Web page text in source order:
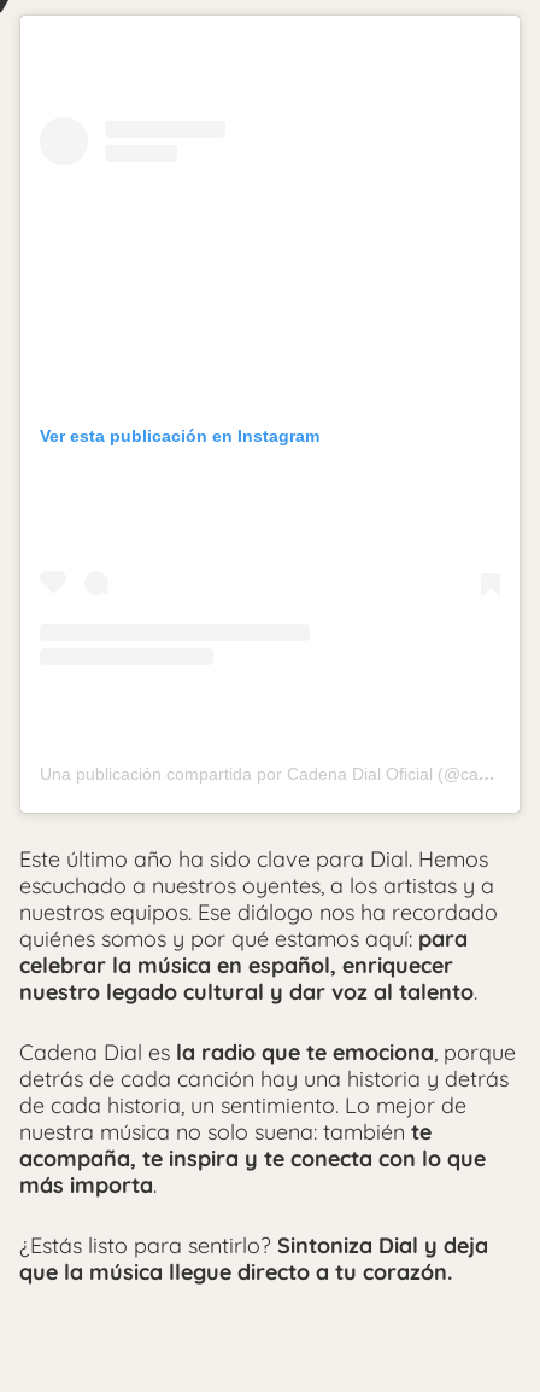
Ver esta publicación en Instagram
Una publicación compartida por Cadena Dial Oficial (@cadena_dial)
Este último año ha sido clave para Dial. Hemos
escuchado a nuestros oyentes, a los artistas y a
nuestros equipos. Ese diálogo nos ha recordado
quiénes somos y por qué estamos aquí: para
celebrar la música en español, enriquecer
nuestro legado cultural y dar voz al talento.
Cadena Dial es la radio que te emociona, porque
detrás de cada canción hay una historia y detrás
de cada historia, un sentimiento. Lo mejor de
nuestra música no solo suena: también te
acompaña, te inspira y te conecta con lo que
más importa.
¿Estás listo para sentirlo? Sintoniza Dial y deja
que la música llegue directo a tu corazón.